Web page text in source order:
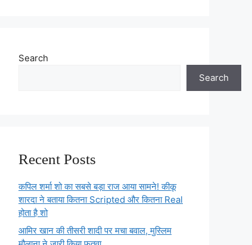
Search
Search
Recent Posts
कपिल शर्मा शो का सबसे बड़ा राज आया सामने! कीकू
शारदा ने बताया कितना Scripted और कितना Real
होता है शो
आमिर खान की तीसरी शादी पर मचा बवाल, मुस्लिम